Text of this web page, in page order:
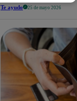
Te ayudo 25 de mayo 2026